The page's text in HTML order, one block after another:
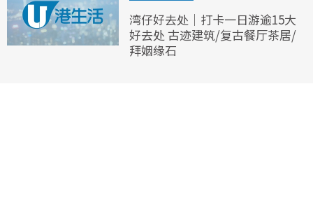
湾仔好去处｜打卡一日游逾15大
好去处 古迹建筑/复古餐厅茶居/
拜姻缘石